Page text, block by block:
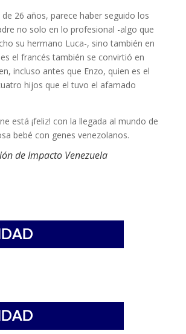
de 26 años, parece haber seguido los
no solo en lo profesional -algo que
su hermano Luca-, sino también en
el francés también se convirtió en
incluso antes que Enzo, quien es el
hijos que el tuvo el afamado
está ¡feliz! con la llegada al mundo de
bebé con genes venezolanos.
de Impacto Venezuela